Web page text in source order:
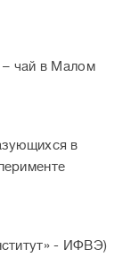
чай в Малом
в
- ИФВЭ)